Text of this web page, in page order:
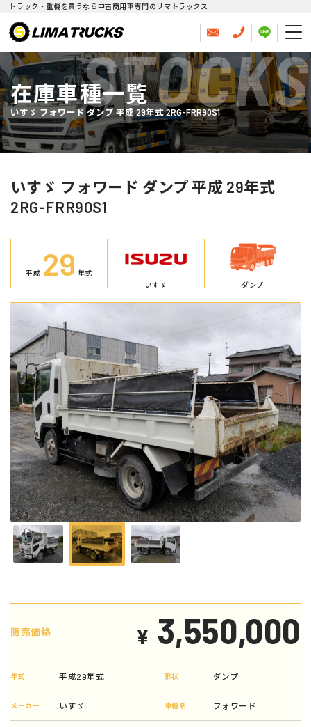
トラック・重機を買うなら中古商用車専門のリマトラックス
在庫車種一覧
いすゞ フォワード ダンプ 平成 29年式 2RG-FRR90S1
STOCKS
いすゞ フォワード ダンプ 平成 29年式
2RG-FRR90S1
平成 29 年式
いすゞ
ダンプ
販売価格 ¥ 3,550,000
年式 平成29年式 形状 ダンプ
メーカー いすゞ 車種名 フォワード